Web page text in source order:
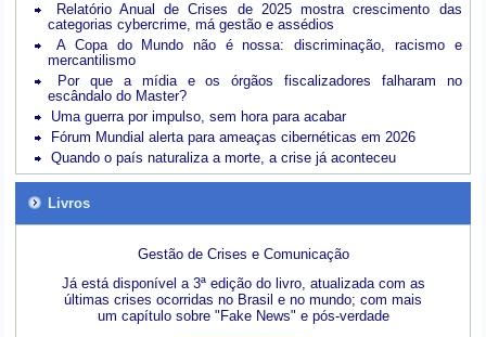
Relatório Anual de Crises de 2025 mostra crescimento das
categorias cybercrime, má gestão e assédios
A Copa do Mundo não é nossa: discriminação, racismo e
mercantilismo
Por que a mídia e os órgãos fiscalizadores falharam no
escândalo do Master?
Uma guerra por impulso, sem hora para acabar
Fórum Mundial alerta para ameaças cibernéticas em 2026
Quando o país naturaliza a morte, a crise já aconteceu
Livros
Gestão de Crises e Comunicação
Já está disponível a 3ª edição do livro, atualizada com as
últimas crises ocorridas no Brasil e no mundo; com mais
um capítulo sobre "Fake News" e pós-verdade